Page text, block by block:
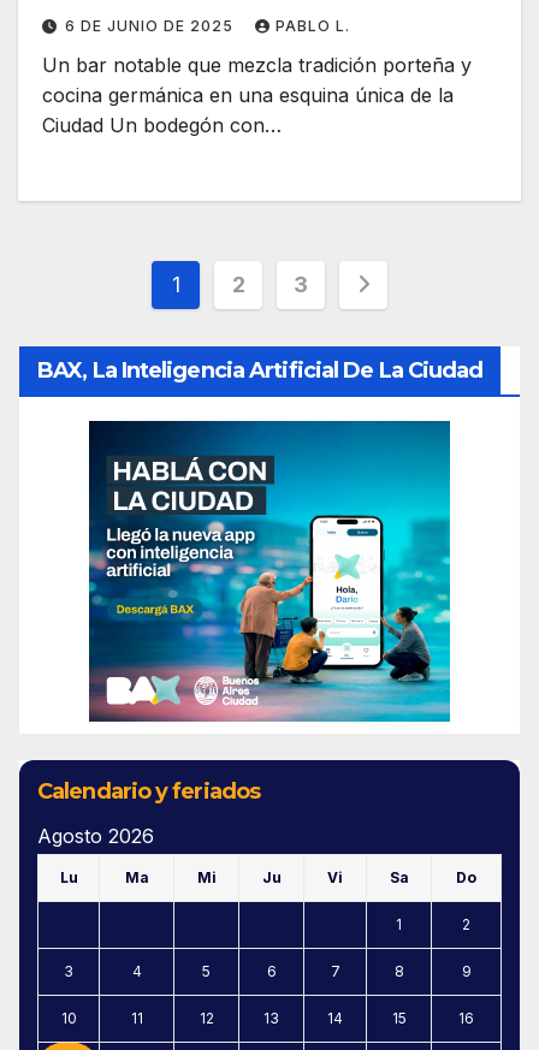
6 DE JUNIO DE 2025 PABLO L.
Un bar notable que mezcla tradición porteña y
cocina germánica en una esquina única de la
Ciudad Un bodegón con…
Paginación
de
entradas
1 2 3
BAX, La Inteligencia Artificial De La Ciudad
Calendario y feriados
Agosto 2026
Lu Ma Mi Ju Vi Sa Do
1 2
3 4 5 6 7 8 9
10 11 12 13 14 15 16